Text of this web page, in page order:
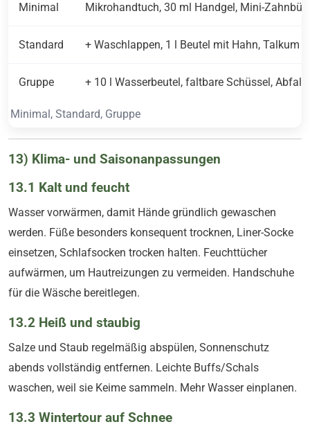
Minimal, Standard, Gruppe
Minimal Mikrohandtuch, 30 ml Handgel, Mini-
Standard + Waschlappen, 1 l Beutel mit Hahn, Talkum
Gruppe + 10 l Wasserbeutel, faltbare Schüssel,
13) Klima- und Saisonanpassungen
13.1 Kalt und feucht
Wasser vorwärmen, damit Hände gründlich gewaschen
werden. Füße besonders konsequent trocknen, Liner-Socke
einsetzen, Schlafsocken trocken halten. Feuchttücher
aufwärmen, um Hautreizungen zu vermeiden. Handschuhe
für die Wäsche bereitlegen.
13.2 Heiß und staubig
Salze und Staub regelmäßig abspülen, Sonnenschutz
abends vollständig entfernen. Leichte Buffs/Schals
waschen, weil sie Keime sammeln. Mehr Wasser einplanen.
13.3 Wintertour auf Schnee